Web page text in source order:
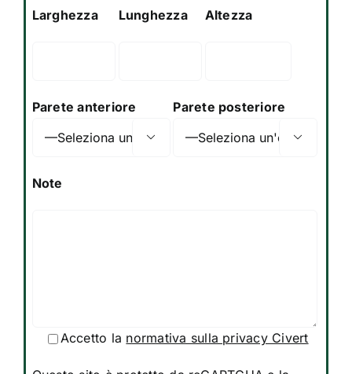
Larghezza Lunghezza Altezza
Parete anteriore

Parete posteriore

Note
Accetto la normativa sulla privacy Civert